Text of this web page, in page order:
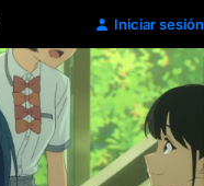
Iniciar sesión